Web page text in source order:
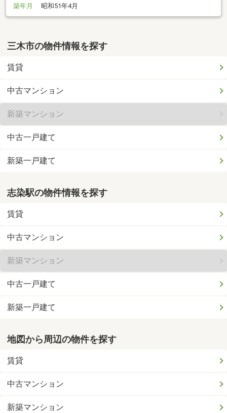
築年月
昭和51年4月
三木市の物件情報を探す
賃貸
中古マンション
新築マンション
中古一戸建て
新築一戸建て
志染駅の物件情報を探す
賃貸
中古マンション
新築マンション
中古一戸建て
新築一戸建て
地図から周辺の物件を探す
賃貸
中古マンション
新築マンション